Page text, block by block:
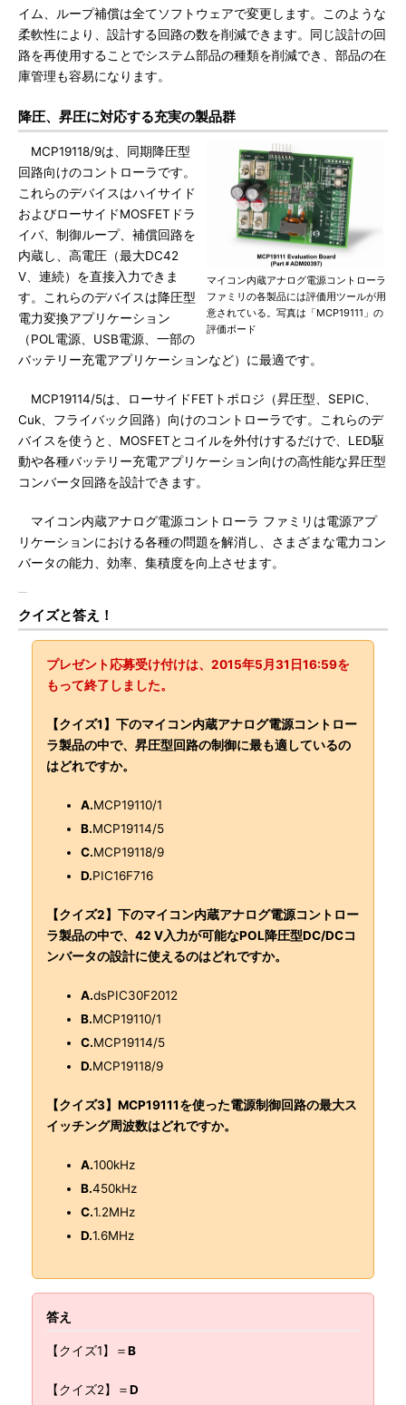
イム、ループ補償は全てソフトウェアで変更します。このような
柔軟性により、設計する回路の数を削減できます。同じ設計の回
路を再使用することでシステム部品の種類を削減でき、部品の在
庫管理も容易になります。
降圧、昇圧に対応する充実の製品群
マイコン内蔵アナログ電源コントローラ
ファミリの各製品には評価用ツールが用
意されている。写真は「MCP19111」の
評価ボード
MCP19118/9は、同期降圧型
回路向けのコントローラです。
これらのデバイスはハイサイド
およびローサイドMOSFETドラ
イバ、制御ループ、補償回路を
内蔵し、高電圧（最大DC42
V、連続）を直接入力できま
す。これらのデバイスは降圧型
電力変換アプリケーション
（POL電源、USB電源、一部の
バッテリー充電アプリケーションなど）に最適です。
MCP19114/5は、ローサイドFETトポロジ（昇圧型、SEPIC、
Cuk、フライバック回路）向けのコントローラです。これらのデ
バイスを使うと、MOSFETとコイルを外付けするだけで、LED駆
動や各種バッテリー充電アプリケーション向けの高性能な昇圧型
コンバータ回路を設計できます。
マイコン内蔵アナログ電源コントローラ ファミリは電源アプ
リケーションにおける各種の問題を解消し、さまざまな電力コン
バータの能力、効率、集積度を向上させます。
クイズと答え！
プレゼント応募受け付けは、2015年5月31日16:59を
もって終了しました。
【クイズ1】下のマイコン内蔵アナログ電源コントロー
ラ製品の中で、昇圧型回路の制御に最も適しているの
はどれですか。
A.MCP19110/1
B.MCP19114/5
C.MCP19118/9
D.PIC16F716
【クイズ2】下のマイコン内蔵アナログ電源コントロー
ラ製品の中で、42 V入力が可能なPOL降圧型DC/DCコ
ンバータの設計に使えるのはどれですか。
A.dsPIC30F2012
B.MCP19110/1
C.MCP19114/5
D.MCP19118/9
【クイズ3】MCP19111を使った電源制御回路の最大ス
イッチング周波数はどれですか。
A.100kHz
B.450kHz
C.1.2MHz
D.1.6MHz
答え
【クイズ1】＝B
【クイズ2】＝D